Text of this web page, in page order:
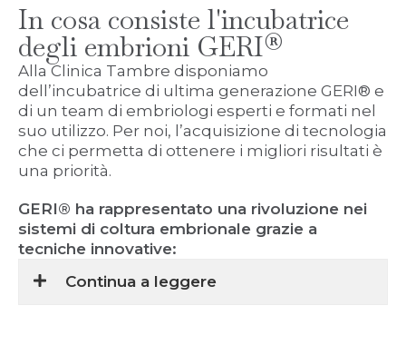
In cosa consiste l'incubatrice
degli embrioni GERI®
Alla Clinica Tambre disponiamo
dell’incubatrice di ultima generazione GERI® e
di un team di embriologi esperti e formati nel
suo utilizzo. Per noi, l’acquisizione di tecnologia
che ci permetta di ottenere i migliori risultati è
una priorità.
GERI® ha rappresentato una rivoluzione nei
sistemi di coltura embrionale grazie a
tecniche innovative:
Continua a leggere